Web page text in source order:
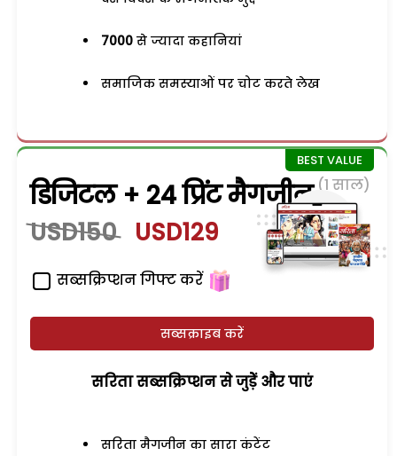
7000 से ज्यादा कहानियां
समाजिक समस्याओं पर चोट करते लेख
डिजिटल + 24 प्रिंट मैगजीन (1 साल)
USD150 USD129
सब्सक्रिप्शन गिफ्ट करें
सब्सक्राइब करें
सरिता सब्सक्रिप्शन से जुड़ेें और पाएं
सरिता मैगजीन का सारा कंटेंट